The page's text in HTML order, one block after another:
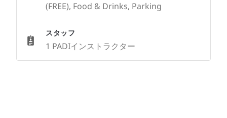
(FREE), Food & Drinks, Parking
スタッフ
1 PADIインストラクター